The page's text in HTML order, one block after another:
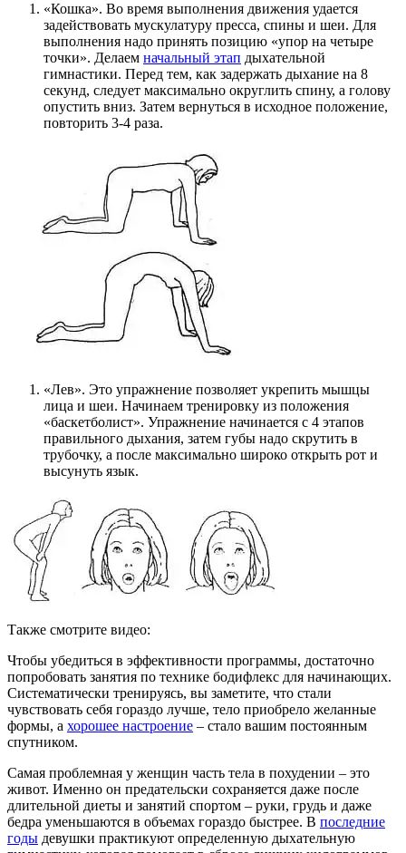
«Кошка». Во время выполнения движения удается
задействовать мускулатуру пресса, спины и шеи. Для
выполнения надо принять позицию «упор на четыре
точки». Делаем начальный этап дыхательной
гимнастики. Перед тем, как задержать дыхание на 8
секунд, следует максимально округлить спину, а голову
опустить вниз. Затем вернуться в исходное положение,
повторить 3-4 раза.
«Лев». Это упражнение позволяет укрепить мышцы
лица и шеи. Начинаем тренировку из положения
«баскетболист». Упражнение начинается с 4 этапов
правильного дыхания, затем губы надо скрутить в
трубочку, а после максимально широко открыть рот и
высунуть язык.
Также смотрите видео:
Чтобы убедиться в эффективности программы, достаточно
попробовать занятия по технике бодифлекс для начинающих.
Систематически тренируясь, вы заметите, что стали
чувствовать себя гораздо лучше, тело приобрело желанные
формы, а хорошее настроение – стало вашим постоянным
спутником.
Самая проблемная у женщин часть тела в похудении – это
живот. Именно он предательски сохраняется даже после
длительной диеты и занятий спортом – руки, грудь и даже
бедра уменьшаются в объемах гораздо быстрее. В последние
годы девушки практикуют определенную дыхательную